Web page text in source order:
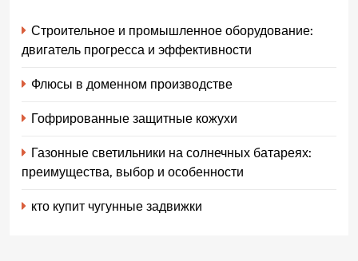
Строительное и промышленное оборудование:
двигатель прогресса и эффективности
Флюсы в доменном производстве
Гофрированные защитные кожухи
Газонные светильники на солнечных батареях:
преимущества, выбор и особенности
кто купит чугунные задвижки